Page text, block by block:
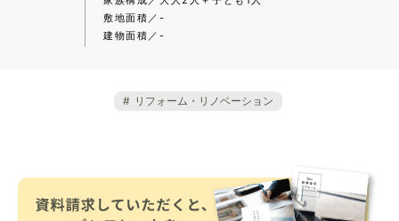
敷地面積
-
建物面積
-
リフォーム・リノベーション